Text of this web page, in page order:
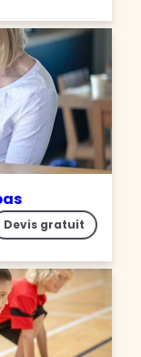
Devis gratuit